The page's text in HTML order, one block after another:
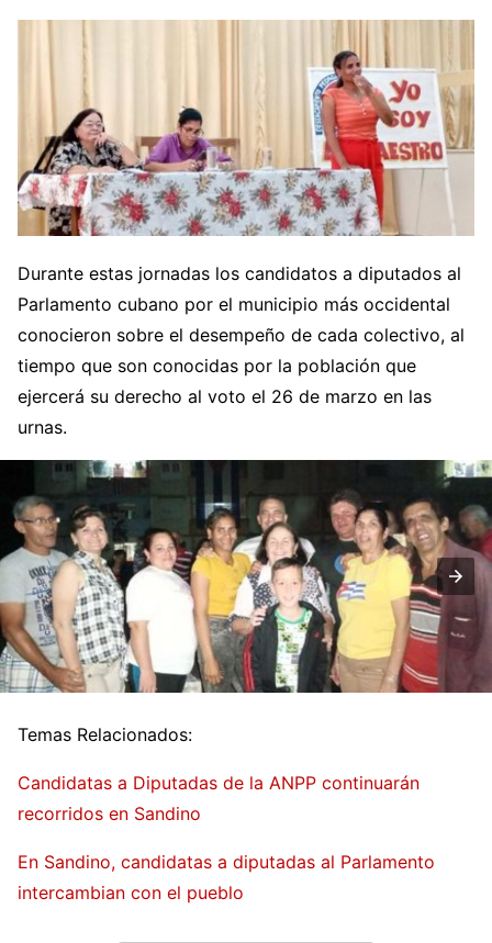
Durante estas jornadas los candidatos a diputados al
Parlamento cubano por el municipio más occidental
conocieron sobre el desempeño de cada colectivo, al
tiempo que son conocidas por la población que
ejercerá su derecho al voto el 26 de marzo en las
urnas.
Temas Relacionados:
Candidatas a Diputadas de la ANPP continuarán
recorridos en Sandino
En Sandino, candidatas a diputadas al Parlamento
intercambian con el pueblo